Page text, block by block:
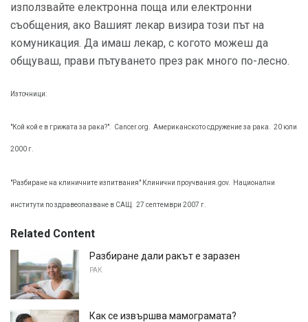
използвайте електронна поща или електронни
съобщения, ако Вашият лекар визира този път на
комуникация. Да имаш лекар, с когото можеш да
общуваш, прави пътуването през рак много по-лесно.
Източници:
"Кой кой е в грижата за рака?". Cancer.org. Американското сдружение за рака. 20 юли
2000 г.
"Разбиране на клиничните изпитвания" Клинични проучвания.gov. Национални
институти по здравеопазване в САЩ. 27 септември 2007 г.
Related Content
Разбиране дали ракът е заразен
РАК
Как се извършва мамограмата?